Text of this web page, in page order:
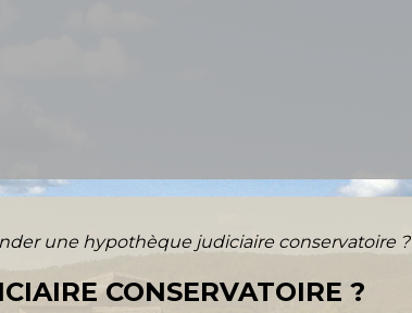
une hypothèque judiciaire conservatoire ?
CONSERVATOIRE ?